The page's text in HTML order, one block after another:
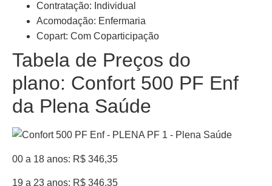
Contratação: Individual
Acomodação: Enfermaria
Copart: Com Coparticipação
Tabela de Preços do
plano: Confort 500 PF Enf
da Plena Saúde
00 a 18 anos: R$ 346,35
19 a 23 anos: R$ 346,35